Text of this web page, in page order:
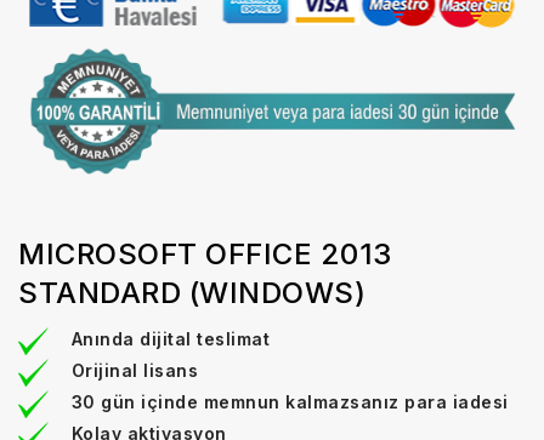
MICROSOFT OFFICE 2013
STANDARD (WINDOWS)
Anında dijital teslimat
Orijinal lisans
30 gün içinde memnun kalmazsanız para iadesi
Kolay aktivasyon